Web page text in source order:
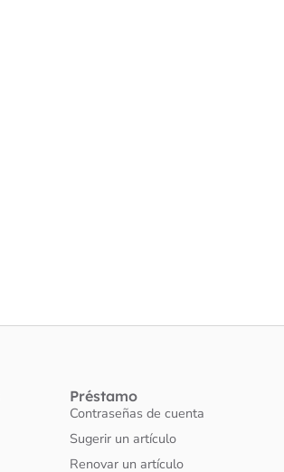
Préstamo
Contraseñas de cuenta
Sugerir un artículo
Renovar un artículo